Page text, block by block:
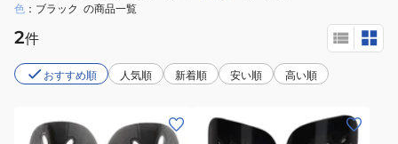
色
ブラック の商品一覧
2件
おすすめ順 人気順 新着順 安い順 高い順